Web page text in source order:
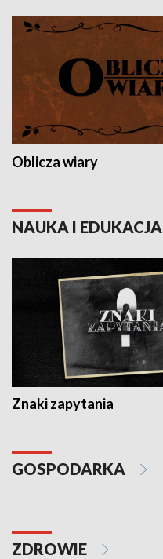
Oblicza wiary
NAUKA I EDUKACJA
Znaki zapytania
GOSPODARKA
ZDROWIE